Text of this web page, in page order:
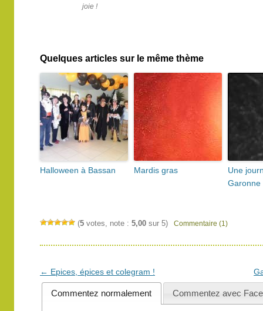
joie !
Quelques articles sur le même thème
Halloween à Bassan Mardis gras
Une
Garonne
(5 votes, note : 5,00 sur 5) Commentaire (1)
Navigation
des
← Epices, épices et colegram !
Commentez normalement Commentez avec